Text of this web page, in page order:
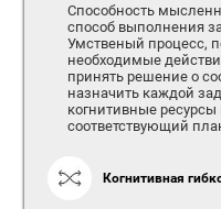
Способность
способ выполнения
Умственый процесс,
необходимые
принять решение о
назначить каждой
когнитивные ресурсы
соответствующий
Когнитивная